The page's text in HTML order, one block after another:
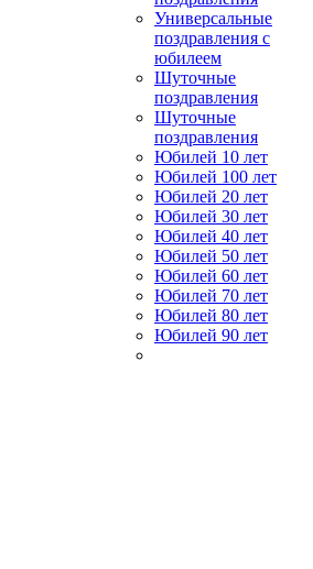
Универсальные
поздравления с
юбилеем
Шуточные
поздравления
Шуточные
поздравления
Юбилей 10 лет
Юбилей 100 лет
Юбилей 20 лет
Юбилей 30 лет
Юбилей 40 лет
Юбилей 50 лет
Юбилей 60 лет
Юбилей 70 лет
Юбилей 80 лет
Юбилей 90 лет